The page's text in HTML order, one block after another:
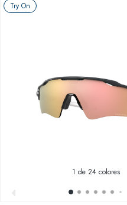
Try On
1 de 24 colores